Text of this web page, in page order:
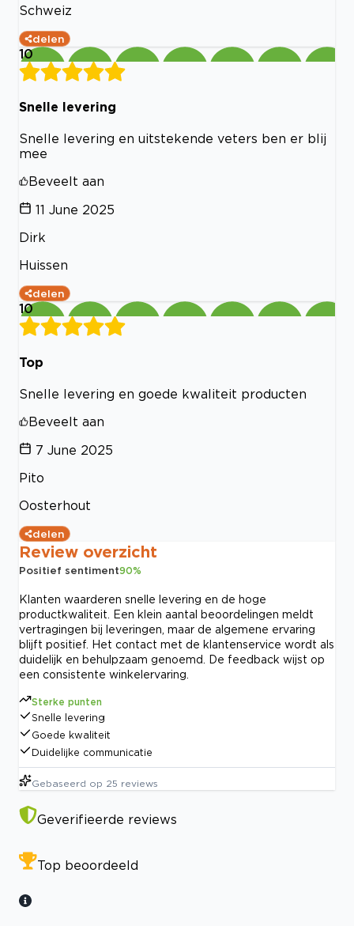
Schweiz
delen
10
Snelle levering
Snelle levering en uitstekende veters ben er blij
mee
Beveelt aan
11 June 2025
Dirk
Huissen
delen
10
Top
Snelle levering en goede kwaliteit producten
Beveelt aan
7 June 2025
Pito
Oosterhout
delen
Review overzicht
Positief sentiment90%
Klanten waarderen snelle levering en de hoge
productkwaliteit. Een klein aantal beoordelingen meldt
vertragingen bij leveringen, maar de algemene ervaring
blijft positief. Het contact met de klantenservice wordt als
duidelijk en behulpzaam genoemd. De feedback wijst op
een consistente winkelervaring.
Sterke punten
Snelle levering
Goede kwaliteit
Duidelijke communicatie
Gebaseerd op 25 reviews
Geverifieerde reviews
Top beoordeeld